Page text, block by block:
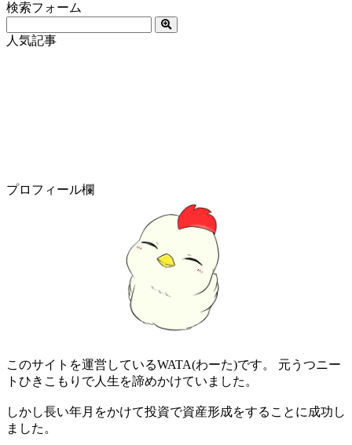
検索フォーム
人気記事
プロフィール欄
このサイトを運営しているWATA(わーた)です。 元うつニー
トひきこもりで人生を諦めかけていました。
しかし長い年月をかけて投資で資産形成をすることに成功し
ました。